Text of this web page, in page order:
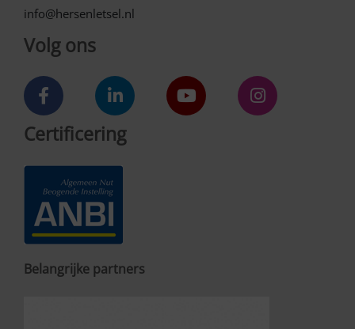
info@hersenletsel.nl
Volg ons
Certificering
Belangrijke partners